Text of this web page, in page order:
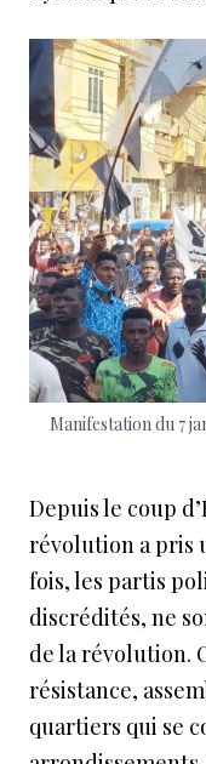
Manifestation du 7
Depuis le coup
révolution a pris
fois, les partis
discrédités, ne
de la révolution.
résistance,
quartiers qui se